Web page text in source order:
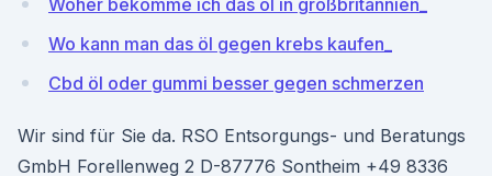
Woher bekomme ich das öl in großbritannien_
Wo kann man das öl gegen krebs kaufen_
Cbd öl oder gummi besser gegen schmerzen
Wir sind für Sie da. RSO Entsorgungs- und Beratungs
GmbH Forellenweg 2 D-87776 Sontheim +49 8336